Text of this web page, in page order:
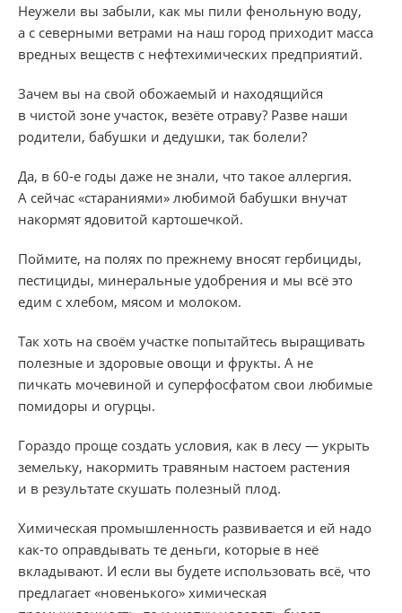
Неужели вы забыли, как мы пили фенольную воду,
а с северными ветрами на наш город приходит масса
вредных веществ с нефтехимических предприятий.
Зачем вы на свой обожаемый и находящийся
в чистой зоне участок, везёте отраву? Разве наши
родители, бабушки и дедушки, так болели?
Да, в 60-е годы даже не знали, что такое аллергия.
А сейчас «стараниями» любимой бабушки внучат
накормят ядовитой картошечкой.
Поймите, на полях по прежнему вносят гербициды,
пестициды, минеральные удобрения и мы всё это
едим с хлебом, мясом и молоком.
Так хоть на своём участке попытайтесь выращивать
полезные и здоровые овощи и фрукты. А не
пичкать мочевиной и суперфосфатом свои любимые
помидоры и огурцы.
Гораздо проще создать условия, как в лесу — укрыть
земельку, накормить травяным настоем растения
и в результате скушать полезный плод.
Химическая промышленность развивается и ей надо
как-то оправдывать те деньги, которые в неё
вкладывают. И если вы будете использовать всё, что
предлагает «новенького» химическая